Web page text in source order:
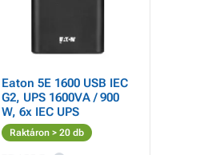
Eaton 5E 1600 USB IEC
G2, UPS 1600VA / 900
W, 6x IEC UPS
Raktáron > 20 db